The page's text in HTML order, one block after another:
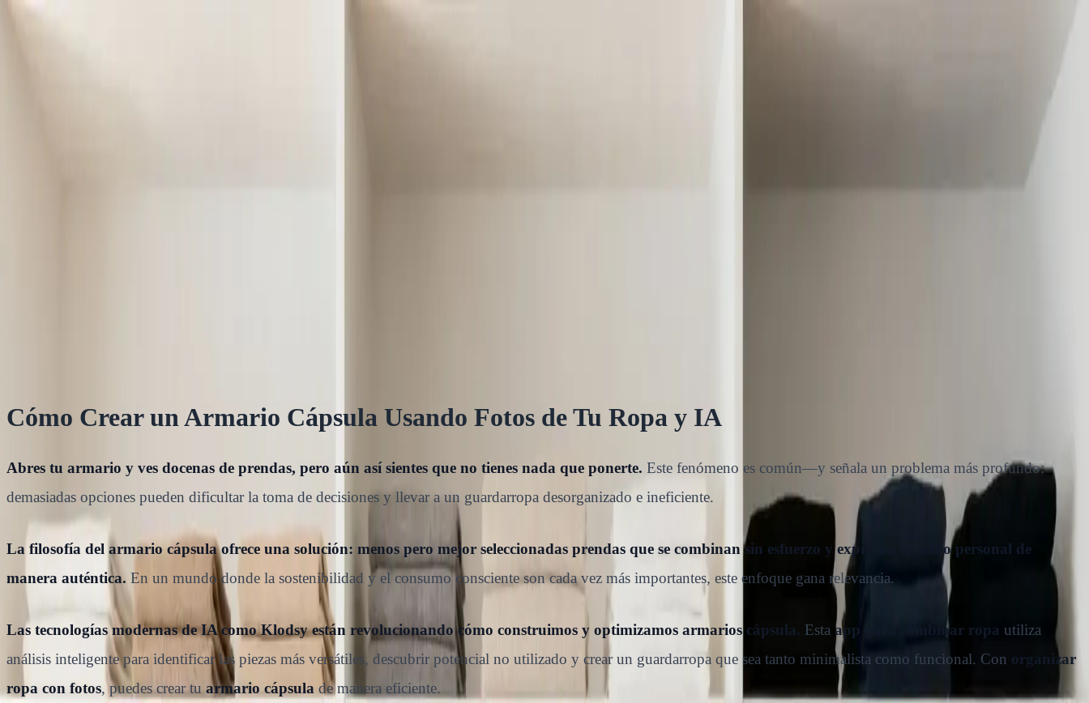
Cómo Crear un Armario Cápsula Usando Fotos de Tu Ropa y IA
Abres tu armario y ves docenas de prendas, pero aún así sientes que no tienes nada que ponerte. Este fenómeno es común—y señala un problema más profundo:
demasiadas opciones pueden dificultar la toma de decisiones y llevar a un guardarropa desorganizado e ineficiente.
La filosofía del armario cápsula ofrece una solución: menos pero mejor seleccionadas prendas que se combinan sin esfuerzo y expresan tu estilo personal de
manera auténtica. En un mundo donde la sostenibilidad y el consumo consciente son cada vez más importantes, este enfoque gana relevancia.
Las tecnologías modernas de IA como Klodsy están revolucionando cómo construimos y optimizamos armarios cápsula. Esta app para combinar ropa utiliza
análisis inteligente para identificar las piezas más versátiles, descubrir potencial no utilizado y crear un guardarropa que sea tanto minimalista como funcional. Con organizar
ropa con fotos, puedes crear tu armario cápsula de manera eficiente.